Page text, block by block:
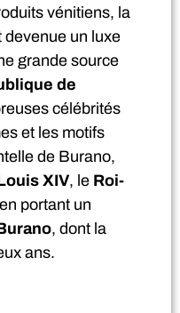
vénitiens, la
devenue un luxe
grande source
de
célébrités
et les motifs
de Burano,
XIV, le Roi-
portant un
, dont la
ans.